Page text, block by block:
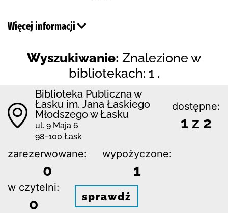
Więcej informacji
Wyszukiwanie: Znalezione w
bibliotekach: 1 .
Biblioteka Publiczna w
Łasku im. Jana Łaskiego
Młodszego w Łasku
ul. 9 Maja 6
98-100 Łask
dostępne:
1 z 2
zarezerwowane:
0
wypożyczone:
1
w czytelni:
0 sprawdź